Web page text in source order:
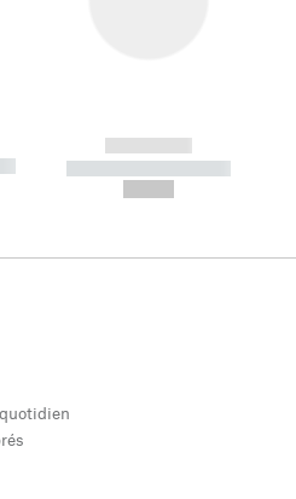
------------
----------- -----------